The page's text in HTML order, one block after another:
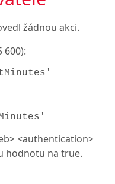
žádnou akci.
<authentication>
hodnotu na true.